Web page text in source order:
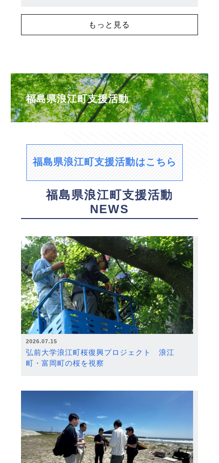
もっと見る
福島県浪江町支援活動
福島県浪江町支援活動はこちら
福島県浪江町支援活動
NEWS
2026.07.15
弘前大学浪江町桜復興プロジェクト 浪江
町・富岡町の桜を視察